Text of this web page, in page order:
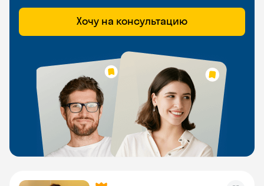
Хочу на консультацию